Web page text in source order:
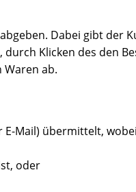
Dabei gibt der
Klicken des den
ab.
Mail) übermittelt,
oder